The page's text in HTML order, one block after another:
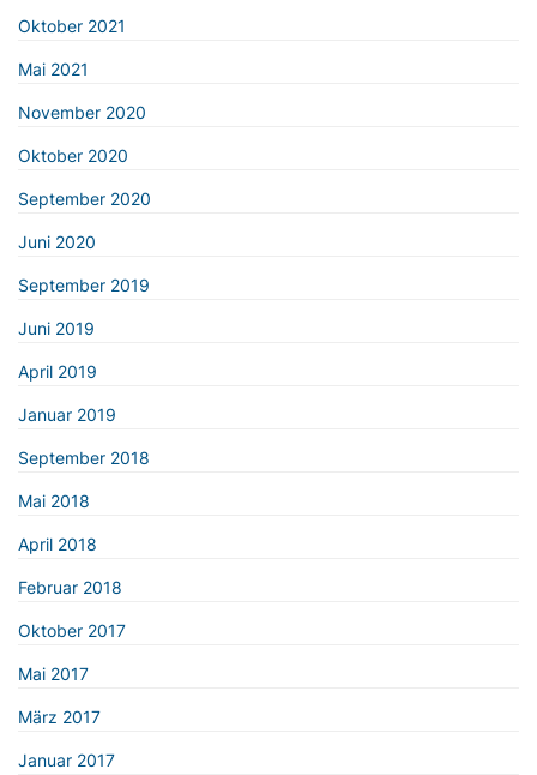
Oktober 2021
Mai 2021
November 2020
Oktober 2020
September 2020
Juni 2020
September 2019
Juni 2019
April 2019
Januar 2019
September 2018
Mai 2018
April 2018
Februar 2018
Oktober 2017
Mai 2017
März 2017
Januar 2017